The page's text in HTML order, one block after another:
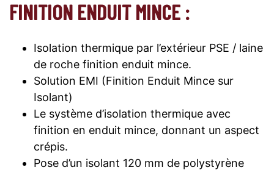
FINITION ENDUIT MINCE :
Isolation thermique par l’extérieur PSE / laine
de roche finition enduit mince.
Solution EMI (Finition Enduit Mince sur
Isolant)
Le système d’isolation thermique avec
finition en enduit mince, donnant un aspect
crépis.
Pose d’un isolant 120 mm de polystyrène